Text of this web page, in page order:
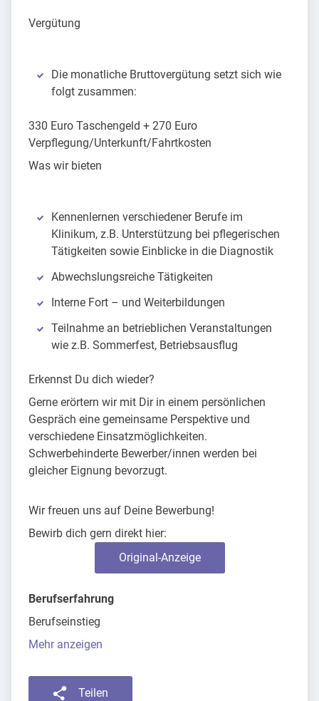
Vergütung
Die monatliche Bruttovergütung setzt sich wie
folgt zusammen:
330 Euro Taschengeld + 270 Euro
Verpflegung/Unterkunft/Fahrtkosten
Was wir bieten
Kennenlernen verschiedener Berufe im
Klinikum, z.B. Unterstützung bei pflegerischen
Tätigkeiten sowie Einblicke in die Diagnostik
Abwechslungsreiche Tätigkeiten
Interne Fort – und Weiterbildungen
Teilnahme an betrieblichen Veranstaltungen
wie z.B. Sommerfest, Betriebsausflug
Erkennst Du dich wieder?
Gerne erörtern wir mit Dir in einem persönlichen
Gespräch eine gemeinsame Perspektive und
verschiedene Einsatzmöglichkeiten.
Schwerbehinderte Bewerber/innen werden bei
gleicher Eignung bevorzugt.
Wir freuen uns auf Deine Bewerbung!
Bewirb dich gern direkt hier:
Original-Anzeige
Berufserfahrung
Berufseinstieg
Mehr anzeigen
Teilen